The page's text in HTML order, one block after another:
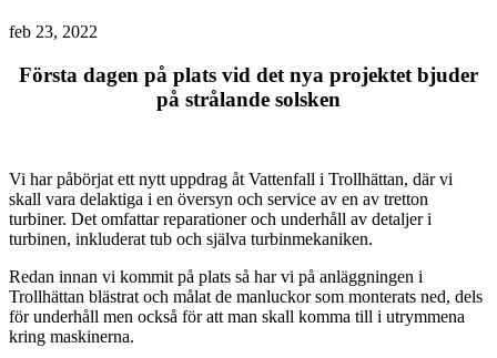
feb 23, 2022
Första dagen på plats vid det nya projektet bjuder
på strålande solsken
Vi har påbörjat ett nytt uppdrag åt Vattenfall i Trollhättan, där vi
skall vara delaktiga i en översyn och service av en av tretton
turbiner. Det omfattar reparationer och underhåll av detaljer i
turbinen, inkluderat tub och själva turbinmekaniken.
Redan innan vi kommit på plats så har vi på anläggningen i
Trollhättan blästrat och målat de manluckor som monterats ned, dels
för underhåll men också för att man skall komma till i utrymmena
kring maskinerna.